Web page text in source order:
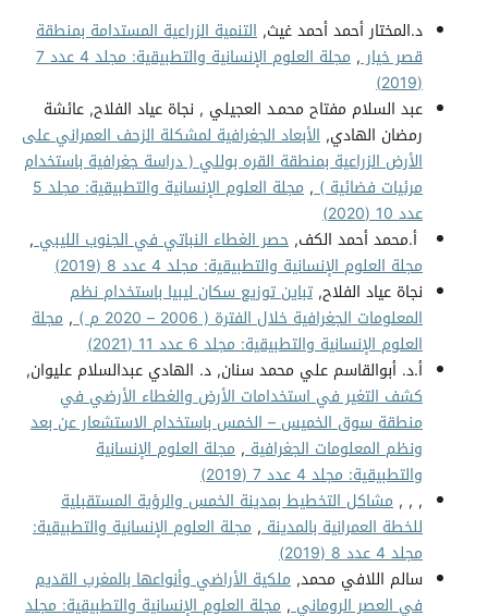
د.المختار أحمد أحمد غيث, التنمية الزراعية المستدامة بمنطقة
قصر خيار,
مجلة العلوم الإنسانية والتطبيقية: مجلد 4 عدد 7
(2019)
عبد السلام مفتاح محمـد العجيلي , نجاة عياد الفلاح, عائشة
رمضان الهادي, الأبعاد الجغرافية لمشكلة الزحف العمراني على
الأرض الزراعية بمنطقة القره بوللي ( دراسة جغرافية باستخدام
مرئيات فضائية ),
مجلة العلوم الإنسانية والتطبيقية: مجلد 5
عدد 10 (2020)
أ.محمد أحمد الكف, حصر الغطاء النباتي في الجنوب الليبي,
مجلة العلوم الإنسانية والتطبيقية: مجلد 4 عدد 8 (2019)
نجاة عياد الفلاح, تباين توزيع سكان ليبيا باستخدام نظم
المعلومات الجغرافية خلال الفترة ( 2006 – 2020 م )
, مجلة
العلوم الإنسانية والتطبيقية: مجلد 6 عدد 11 (2021)
أ.د. أبوالقاسم علي محمد سنان, د. الهادي عبدالسلام عليوان,
كشف التغير في استخدامات الأرض والغطاء الأرضي في
منطقة سوق الخميس – الخمس باستخدام الاستشعار عن بعد
ونظم المعلومات الجغرافية, مجلة العلوم الإنسانية
والتطبيقية: مجلد 4 عدد 7 (2019)
, , , مشاكل التخطيط بمدينة الخمس والرؤية المستقبلية
للخطة العمرانية بالمدينة, مجلة العلوم الإنسانية والتطبيقية:
مجلد 4 عدد 8 (2019)
سالم اللافي محمد, ملكية الأراضي وأنواعها بالمغرب القديم
في العصر الروماني, مجلة العلوم الإنسانية والتطبيقية: مجلد